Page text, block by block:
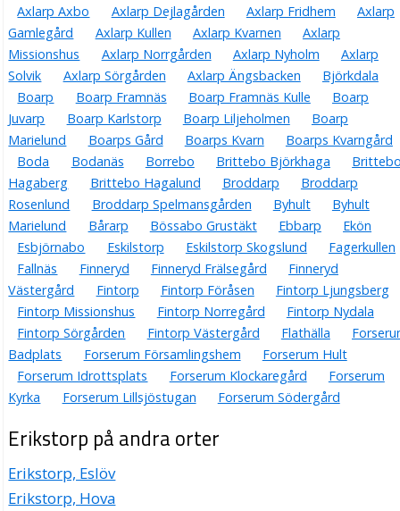
Axlarp Axbo
Axlarp Dejlagården Axlarp Fridhem
Axlarp
Gamlegård
Axlarp Kullen Axlarp Kvarnen
Axlarp
Missionshus
Axlarp Norrgården Axlarp Nyholm
Axlarp
Solvik
Axlarp Sörgården Axlarp Ängsbacken
Björkdala
Boarp
Boarp Framnäs Boarp Framnäs Kulle
Boarp
Juvarp
Boarp Karlstorp Boarp Liljeholmen
Boarp
Marielund
Boarps Gård Boarps Kvarn
Boarps Kvarngård
Boda
Bodanäs Borrebo Brittebo Björkhaga
Hagaberg
Brittebo Hagalund Broddarp
Broddarp
Rosenlund
Broddarp Spelmansgården Byhult
Byhult
Marielund
Bårarp Bössabo Grustäkt Ebbarp
Ekön
Esbjörnabo
Eskilstorp Eskilstorp Skogslund
Fagerkullen
Fallnäs
Finneryd Finneryd Frälsegård
Finneryd
Västergård
Fintorp Fintorp Föråsen
Fintorp Ljungsberg
Fintorp Missionshus
Fintorp Norregård
Fintorp Nydala
Fintorp Sörgården
Fintorp Västergård Flathälla
Badplats
Forserum Församlingshem
Forserum Hult
Forserum Idrottsplats
Forserum Klockaregård
Forserum
Kyrka
Forserum Lillsjöstugan Forserum Södergård
Erikstorp på andra orter
Erikstorp, Eslöv
Erikstorp, Hova